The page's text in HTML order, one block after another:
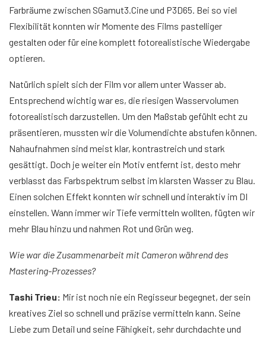
Farbräume zwischen SGamut3.Cine und P3D65. Bei so viel
Flexibilität konnten wir Momente des Films pastelliger
gestalten oder für eine komplett fotorealistische Wiedergabe
optieren.
Natürlich spielt sich der Film vor allem unter Wasser ab.
Entsprechend wichtig war es, die riesigen Wasservolumen
fotorealistisch darzustellen. Um den Maßstab gefühlt echt zu
präsentieren, mussten wir die Volumendichte abstufen können.
Nahaufnahmen sind meist klar, kontrastreich und stark
gesättigt. Doch je weiter ein Motiv entfernt ist, desto mehr
verblasst das Farbspektrum selbst im klarsten Wasser zu Blau.
Einen solchen Effekt konnten wir schnell und interaktiv im DI
einstellen. Wann immer wir Tiefe vermitteln wollten, fügten wir
mehr Blau hinzu und nahmen Rot und Grün weg.
Wie war die Zusammenarbeit mit Cameron während des
Mastering-Prozesses?
Tashi Trieu: Mir ist noch nie ein Regisseur begegnet, der sein
kreatives Ziel so schnell und präzise vermitteln kann. Seine
Liebe zum Detail und seine Fähigkeit, sehr durchdachte und